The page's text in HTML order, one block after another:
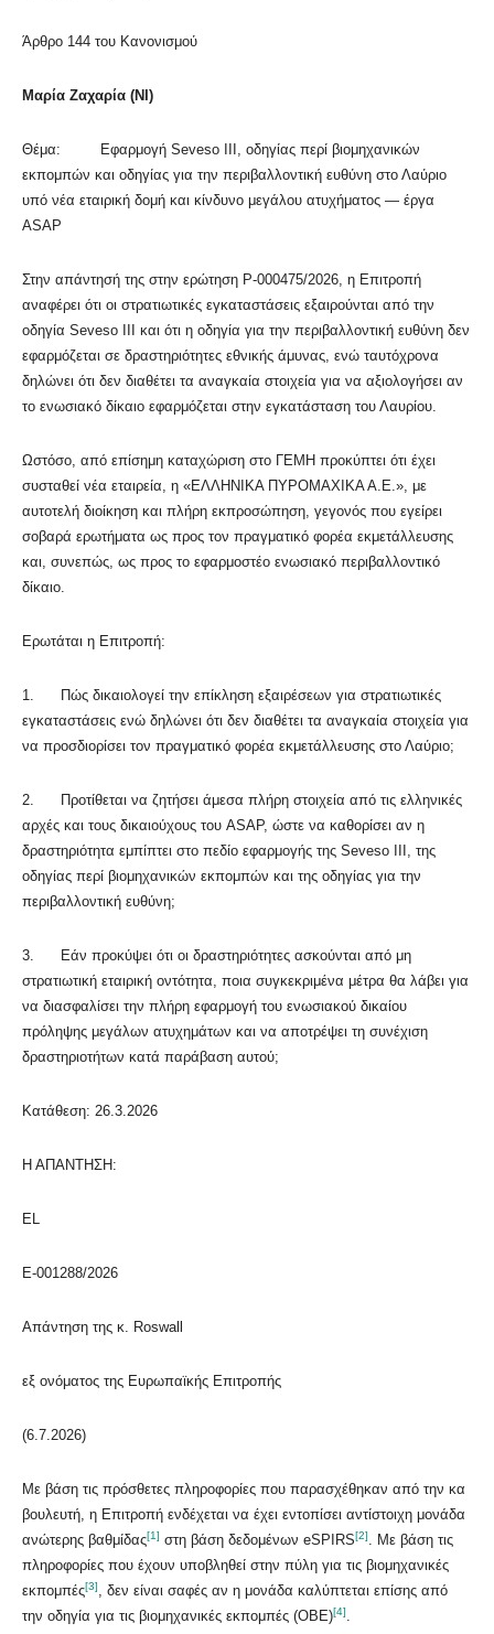
Άρθρο 144 του Κανονισμού
Μαρία Ζαχαρία (NI)
Θέμα: Εφαρμογή Seveso III, οδηγίας περί βιομηχανικών
εκπομπών και οδηγίας για την περιβαλλοντική ευθύνη στο Λαύριο
υπό νέα εταιρική δομή και κίνδυνο μεγάλου ατυχήματος — έργα
ASAP
Στην απάντησή της στην ερώτηση P-000475/2026, η Επιτροπή
αναφέρει ότι οι στρατιωτικές εγκαταστάσεις εξαιρούνται από την
οδηγία Seveso III και ότι η οδηγία για την περιβαλλοντική ευθύνη δεν
εφαρμόζεται σε δραστηριότητες εθνικής άμυνας, ενώ ταυτόχρονα
δηλώνει ότι δεν διαθέτει τα αναγκαία στοιχεία για να αξιολογήσει αν
το ενωσιακό δίκαιο εφαρμόζεται στην εγκατάσταση του Λαυρίου.
Ωστόσο, από επίσημη καταχώριση στο ΓΕΜΗ προκύπτει ότι έχει
συσταθεί νέα εταιρεία, η «ΕΛΛΗΝΙΚΑ ΠΥΡΟΜΑΧΙΚΑ Α.Ε.», με
αυτοτελή διοίκηση και πλήρη εκπροσώπηση, γεγονός που εγείρει
σοβαρά ερωτήματα ως προς τον πραγματικό φορέα εκμετάλλευσης
και, συνεπώς, ως προς το εφαρμοστέο ενωσιακό περιβαλλοντικό
δίκαιο.
Ερωτάται η Επιτροπή:
1. Πώς δικαιολογεί την επίκληση εξαιρέσεων για στρατιωτικές
εγκαταστάσεις ενώ δηλώνει ότι δεν διαθέτει τα αναγκαία στοιχεία για
να προσδιορίσει τον πραγματικό φορέα εκμετάλλευσης στο Λαύριο;
2. Προτίθεται να ζητήσει άμεσα πλήρη στοιχεία από τις ελληνικές
αρχές και τους δικαιούχους του ASAP, ώστε να καθορίσει αν η
δραστηριότητα εμπίπτει στο πεδίο εφαρμογής της Seveso III, της
οδηγίας περί βιομηχανικών εκπομπών και της οδηγίας για την
περιβαλλοντική ευθύνη;
3. Εάν προκύψει ότι οι δραστηριότητες ασκούνται από μη
στρατιωτική εταιρική οντότητα, ποια συγκεκριμένα μέτρα θα λάβει για
να διασφαλίσει την πλήρη εφαρμογή του ενωσιακού δικαίου
πρόληψης μεγάλων ατυχημάτων και να αποτρέψει τη συνέχιση
δραστηριοτήτων κατά παράβαση αυτού;
Κατάθεση: 26.3.2026
Η ΑΠΑΝΤΗΣΗ:
EL
E-001288/2026
Απάντηση της κ. Roswall
εξ ονόματος της Ευρωπαϊκής Επιτροπής
(6.7.2026)
Με βάση τις πρόσθετες πληροφορίες που παρασχέθηκαν από την κα
βουλευτή, η Επιτροπή ενδέχεται να έχει εντοπίσει αντίστοιχη μονάδα
ανώτερης βαθμίδας[1] στη βάση δεδομένων eSPIRS[2]
. Με βάση τις
πληροφορίες που έχουν υποβληθεί στην πύλη για τις βιομηχανικές
εκπομπές[3]
, δεν είναι σαφές αν η μονάδα καλύπτεται επίσης από
την οδηγία για τις βιομηχανικές εκπομπές (ΟΒΕ)[4]